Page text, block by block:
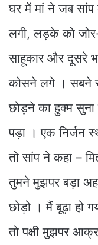
घर में मां ने जब सांप
लगी, लड़के को
साहूकार और दूसरे
कोसने लगे । सबने
छोड़ने का हुक्म
पड़ा । एक निर्जन
तो सांप ने कहा –
तुमने मुझपर बड़ा
छोड़ो । मैं बूढ़ा हो
तो पक्षी मुझपर